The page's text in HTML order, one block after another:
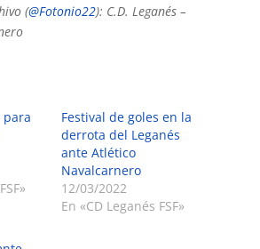
(@Fotonio22): C.D. Leganés –
para
Festival de goles en la
derrota del Leganés
ante Atlético
Navalcarnero
12/03/2022
En «CD Leganés FSF»